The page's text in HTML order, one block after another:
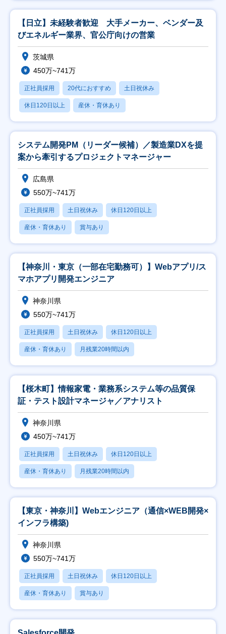
【日立】未経験者歓迎 大手メーカー、ベンダー及
びエネルギー業界、官公庁向けの営業
茨城県
450万~741万
正社員採用 20代におすすめ 土日祝休み
休日120日以上 産休・育休あり
システム開発PM（リーダー候補）／製造業DXを提
案から牽引するプロジェクトマネージャー
広島県
550万~741万
正社員採用 土日祝休み 休日120日以上
産休・育休あり 賞与あり
【神奈川・東京（一部在宅勤務可）】Webアプリ/ス
マホアプリ開発エンジニア
神奈川県
550万~741万
正社員採用 土日祝休み 休日120日以上
産休・育休あり 月残業20時間以内
【桜木町】情報家電・業務系システム等の品質保
証・テスト設計マネージャ／アナリスト
神奈川県
450万~741万
正社員採用 土日祝休み 休日120日以上
産休・育休あり 月残業20時間以内
【東京・神奈川】Webエンジニア（通信×WEB開発×
インフラ構築)
神奈川県
550万~741万
正社員採用 土日祝休み 休日120日以上
産休・育休あり 賞与あり